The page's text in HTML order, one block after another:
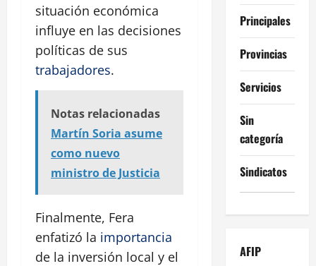
situación económica
influye en las decisiones
políticas de sus
trabajadores.
Notas relacionadas
Martín Soria asume
como nuevo
ministro de Justicia
Finalmente, Fera
enfatizó la importancia
de la inversión local y el
Principales
Provincias
Servicios
Sin
categoría
Sindicatos
AFIP